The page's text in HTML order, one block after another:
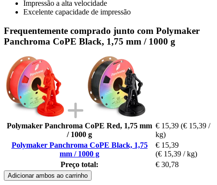
Impressão a alta velocidade
Excelente capacidade de impressão
Frequentemente comprado junto com Polymaker
Panchroma CoPE Black, 1,75 mm / 1000 g
Polymaker Panchroma CoPE Red, 1,75 mm
/ 1000 g
€ 15,39 (€ 15,39 /
kg)
Polymaker Panchroma CoPE Black, 1,75
mm / 1000 g
€ 15,39
(€ 15,39 / kg)
Preço total:
€ 30,78
Adicionar ambos ao carrinho